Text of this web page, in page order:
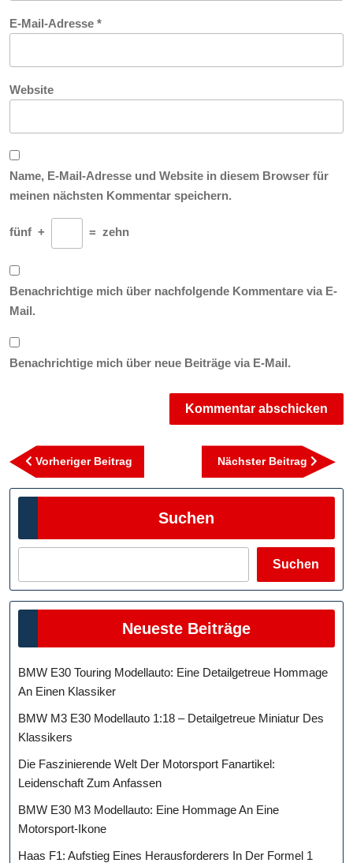
E-Mail-Adresse *
Website
Name, E-Mail-Adresse und Website in diesem Browser für
meinen nächsten Kommentar speichern.
fünf + = zehn
Benachrichtige mich über nachfolgende Kommentare via E-
Mail.
Benachrichtige mich über neue Beiträge via E-Mail.
Beitragsnavigation
Vorheriger Beitrag
Beitrag
Nächster Beitrag
Suchen
Suchen
Neueste Beiträge
BMW E30 Touring Modellauto: Eine Detailgetreue Hommage
An Einen Klassiker
BMW M3 E30 Modellauto 1:18 – Detailgetreue Miniatur Des
Klassikers
Die Faszinierende Welt Der Motorsport Fanartikel:
Leidenschaft Zum Anfassen
BMW E30 M3 Modellauto: Eine Hommage An Eine
Motorsport-Ikone
Haas F1: Aufstieg Eines Herausforderers In Der Formel 1